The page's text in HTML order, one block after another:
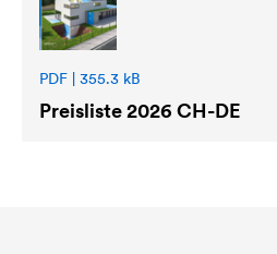
PDF | 355.3 kB
Preisliste 2026 CH-DE